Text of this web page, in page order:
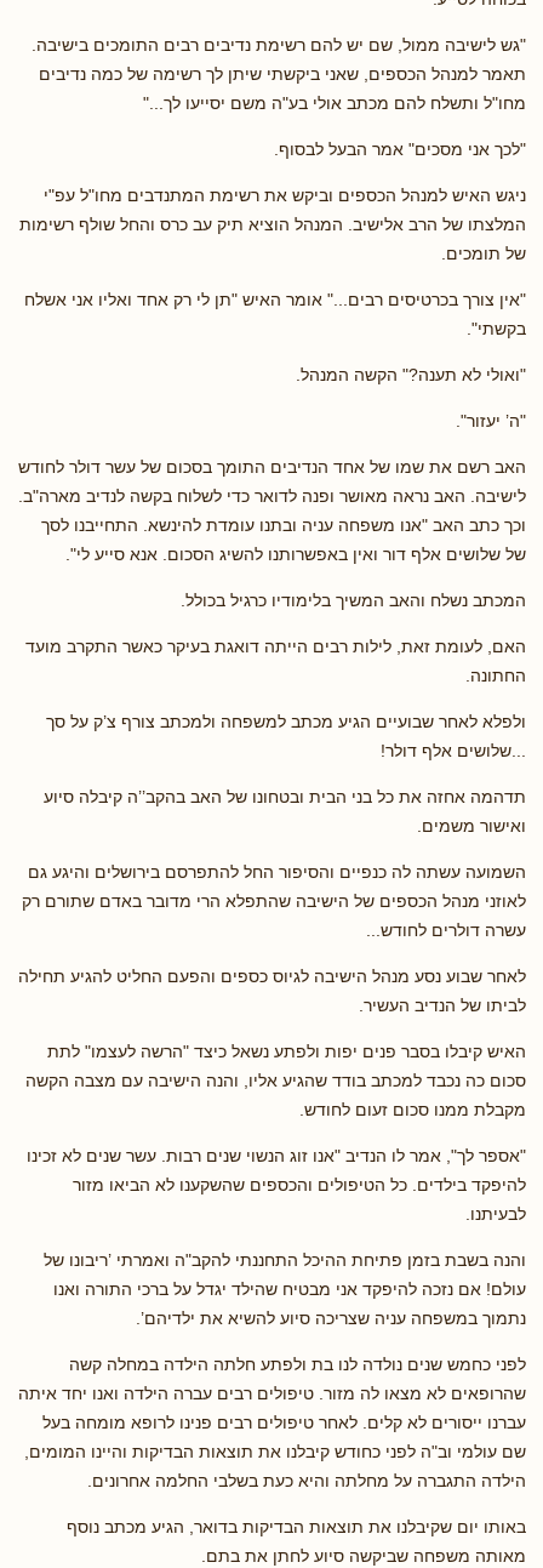
"גש לישיבה ממול, שם יש להם רשימת נדיבים רבים התומכים בישיבה.
תאמר למנהל הכספים, שאני ביקשתי שיתן לך רשימה של כמה נדיבים
מחו"ל ותשלח להם מכתב אולי בע"ה משם יסייעו לך..."
"לכך אני מסכים" אמר הבעל לבסוף.
ניגש האיש למנהל הכספים וביקש את רשימת המתנדבים מחו"ל עפ"י
המלצתו של הרב אלישיב. המנהל הוציא תיק עב כרס והחל שולף רשימות
של תומכים.
"אין צורך בכרטיסים רבים..." אומר האיש "תן לי רק אחד ואליו אני אשלח
בקשתי".
"ואולי לא תענה?" הקשה המנהל.
"ה’ יעזור".
האב רשם את שמו של אחד הנדיבים התומך בסכום של עשר דולר לחודש
לישיבה. האב נראה מאושר ופנה לדואר כדי לשלוח בקשה לנדיב מארה"ב.
וכך כתב האב "אנו משפחה עניה ובתנו עומדת להינשא. התחייבנו לסך
של שלושים אלף דור ואין באפשרותנו להשיג הסכום. אנא סייע לי".
המכתב נשלח והאב המשיך בלימודיו כרגיל בכולל.
האם, לעומת זאת, לילות רבים הייתה דואגת בעיקר כאשר התקרב מועד
החתונה.
ולפלא לאחר שבועיים הגיע מכתב למשפחה ולמכתב צורף צ’ק על סך
...שלושים אלף דולר!
תדהמה אחזה את כל בני הבית ובטחונו של האב בהקב’’ה קיבלה סיוע
ואישור משמים.
השמועה עשתה לה כנפיים והסיפור החל להתפרסם בירושלים והיגע גם
לאוזני מנהל הכספים של הישיבה שהתפלא הרי מדובר באדם שתורם רק
עשרה דולרים לחודש...
לאחר שבוע נסע מנהל הישיבה לגיוס כספים והפעם החליט להגיע תחילה
לביתו של הנדיב העשיר.
האיש קיבלו בסבר פנים יפות ולפתע נשאל כיצד "הרשה לעצמו" לתת
סכום כה נכבד למכתב בודד שהגיע אליו, והנה הישיבה עם מצבה הקשה
מקבלת ממנו סכום זעום לחודש.
"אספר לך", אמר לו הנדיב "אנו זוג הנשוי שנים רבות. עשר שנים לא זכינו
להיפקד בילדים. כל הטיפולים והכספים שהשקענו לא הביאו מזור
לבעיתנו.
והנה בשבת בזמן פתיחת ההיכל התחננתי להקב"ה ואמרתי ’ריבונו של
עולם! אם נזכה להיפקד אני מבטיח שהילד יגדל על ברכי התורה ואנו
נתמוך במשפחה עניה שצריכה סיוע להשיא את ילדיהם’.
לפני כחמש שנים נולדה לנו בת ולפתע חלתה הילדה במחלה קשה
שהרופאים לא מצאו לה מזור. טיפולים רבים עברה הילדה ואנו יחד איתה
עברנו ייסורים לא קלים. לאחר טיפולים רבים פנינו לרופא מומחה בעל
שם עולמי וב"ה לפני כחודש קיבלנו את תוצאות הבדיקות והיינו המומים,
הילדה התגברה על מחלתה והיא כעת בשלבי החלמה אחרונים.
באותו יום שקיבלנו את תוצאות הבדיקות בדואר, הגיע מכתב נוסף
מאותה משפחה שביקשה סיוע לחתן את בתם.